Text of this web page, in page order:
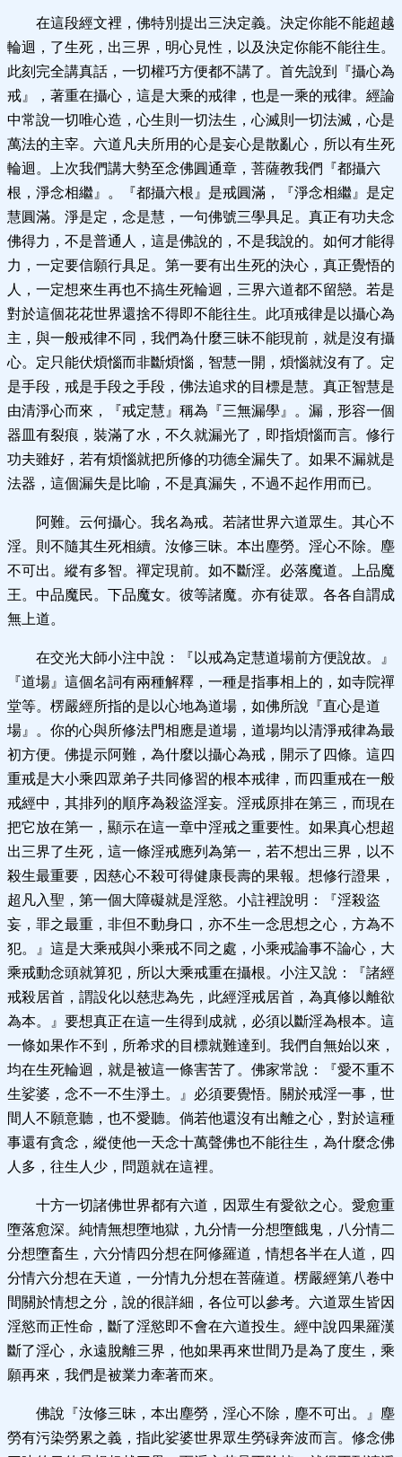
在這段經文裡，佛特別提出三決定義。決定你能不能超越
輪迴，了生死，出三界，明心見性，以及決定你能不能往生。
此刻完全講真話，一切權巧方便都不講了。首先說到『攝心為
戒』，著重在攝心，這是大乘的戒律，也是一乘的戒律。經論
中常說一切唯心造，心生則一切法生，心滅則一切法滅，心是
萬法的主宰。六道凡夫所用的心是妄心是散亂心，所以有生死
輪迴。上次我們講大勢至念佛圓通章，菩薩教我們『都攝六
根，淨念相繼』。『都攝六根』是戒圓滿，『淨念相繼』是定
慧圓滿。淨是定，念是慧，一句佛號三學具足。真正有功夫念
佛得力，不是普通人，這是佛說的，不是我說的。如何才能得
力，一定要信願行具足。第一要有出生死的決心，真正覺悟的
人，一定想來生再也不搞生死輪迴，三界六道都不留戀。若是
對於這個花花世界還捨不得即不能往生。此項戒律是以攝心為
主，與一般戒律不同，我們為什麼三昧不能現前，就是沒有攝
心。定只能伏煩惱而非斷煩惱，智慧一開，煩惱就沒有了。定
是手段，戒是手段之手段，佛法追求的目標是慧。真正智慧是
由清淨心而來，『戒定慧』稱為『三無漏學』。漏，形容一個
器皿有裂痕，裝滿了水，不久就漏光了，即指煩惱而言。修行
功夫雖好，若有煩惱就把所修的功德全漏失了。如果不漏就是
法器，這個漏失是比喻，不是真漏失，不過不起作用而已。
阿難。云何攝心。我名為戒。若諸世界六道眾生。其心不
淫。則不隨其生死相續。汝修三昧。本出塵勞。淫心不除。塵
不可出。縱有多智。禪定現前。如不斷淫。必落魔道。上品魔
王。中品魔民。下品魔女。彼等諸魔。亦有徒眾。各各自謂成
無上道。
在交光大師小注中說：『以戒為定慧道場前方便說故。』
『道場』這個名詞有兩種解釋，一種是指事相上的，如寺院禪
堂等。楞嚴經所指的是以心地為道場，如佛所說『直心是道
場』。你的心與所修法門相應是道場，道場均以清淨戒律為最
初方便。佛提示阿難，為什麼以攝心為戒，開示了四條。這四
重戒是大小乘四眾弟子共同修習的根本戒律，而四重戒在一般
戒經中，其排列的順序為殺盜淫妄。淫戒原排在第三，而現在
把它放在第一，顯示在這一章中淫戒之重要性。如果真心想超
出三界了生死，這一條淫戒應列為第一，若不想出三界，以不
殺生最重要，因慈心不殺可得健康長壽的果報。想修行證果，
超凡入聖，第一個大障礙就是淫慾。小註裡說明：『淫殺盜
妄，罪之最重，非但不動身口，亦不生一念思想之心，方為不
犯。』這是大乘戒與小乘戒不同之處，小乘戒論事不論心，大
乘戒動念頭就算犯，所以大乘戒重在攝根。小注又說：『諸經
戒殺居首，謂設化以慈悲為先，此經淫戒居首，為真修以離欲
為本。』要想真正在這一生得到成就，必須以斷淫為根本。這
一條如果作不到，所希求的目標就難達到。我們自無始以來，
均在生死輪迴，就是被這一條害苦了。佛家常說：『愛不重不
生娑婆，念不一不生淨土。』必須要覺悟。關於戒淫一事，世
間人不願意聽，也不愛聽。倘若他還沒有出離之心，對於這種
事還有貪念，縱使他一天念十萬聲佛也不能往生，為什麼念佛
人多，往生人少，問題就在這裡。
十方一切諸佛世界都有六道，因眾生有愛欲之心。愛愈重
墮落愈深。純情無想墮地獄，九分情一分想墮餓鬼，八分情二
分想墮畜生，六分情四分想在阿修羅道，情想各半在人道，四
分情六分想在天道，一分情九分想在菩薩道。楞嚴經第八卷中
間關於情想之分，說的很詳細，各位可以參考。六道眾生皆因
淫慾而正性命，斷了淫慾即不會在六道投生。經中說四果羅漢
斷了淫心，永遠脫離三界，他如果再來世間乃是為了度生，乘
願再來，我們是被業力牽著而來。
佛說『汝修三昧，本出塵勞，淫心不除，塵不可出。』塵
勞有污染勞累之義，指此娑婆世界眾生勞碌奔波而言。修念佛